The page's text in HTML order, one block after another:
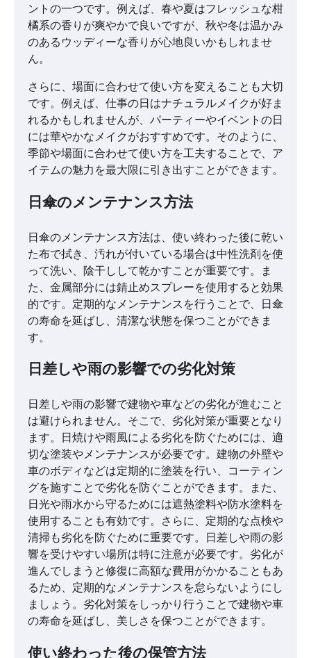
ントの一つです。例えば、春や夏はフレッシュな柑
橘系の香りが爽やかで良いですが、秋や冬は温かみ
のあるウッディーな香りが心地良いかもしれませ
ん。
さらに、場面に合わせて使い方を変えることも大切
です。例えば、仕事の日はナチュラルメイクが好ま
れるかもしれませんが、パーティーやイベントの日
には華やかなメイクがおすすめです。そのように、
季節や場面に合わせて使い方を工夫することで、ア
イテムの魅力を最大限に引き出すことができます。
日傘のメンテナンス方法
日傘のメンテナンス方法は、使い終わった後に乾い
た布で拭き、汚れが付いている場合は中性洗剤を使
って洗い、陰干しして乾かすことが重要です。ま
た、金属部分には錆止めスプレーを使用すると効果
的です。定期的なメンテナンスを行うことで、日傘
の寿命を延ばし、清潔な状態を保つことができま
す。
日差しや雨の影響での劣化対策
日差しや雨の影響で建物や車などの劣化が進むこと
は避けられません。そこで、劣化対策が重要となり
ます。日焼けや雨風による劣化を防ぐためには、適
切な塗装やメンテナンスが必要です。建物の外壁や
車のボディなどは定期的に塗装を行い、コーティン
グを施すことで劣化を防ぐことができます。また、
日光や雨水から守るためには遮熱塗料や防水塗料を
使用することも有効です。さらに、定期的な点検や
清掃も劣化を防ぐために重要です。日差しや雨の影
響を受けやすい場所は特に注意が必要です。劣化が
進んでしまうと修復に高額な費用がかかることもあ
るため、定期的なメンテナンスを怠らないようにし
ましょう。劣化対策をしっかり行うことで建物や車
の寿命を延ばし、美しさを保つことができます。